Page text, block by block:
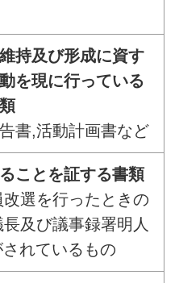
持及び形成に資す
を現に行っている
書,活動計画書など
ことを証する書類
選を行ったときの
及び議事録署明人
れているもの